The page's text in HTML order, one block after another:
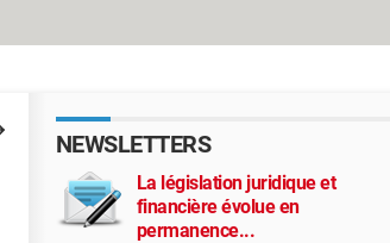
NEWSLETTERS
La législation juridique et
financière évolue en
permanence...